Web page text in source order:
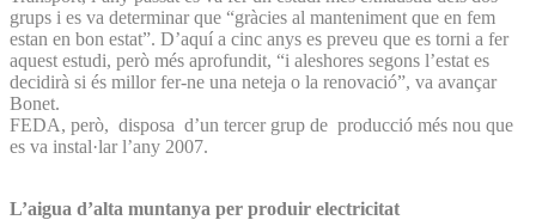
grups i es va determinar que “gràcies al manteniment que en fem
estan en bon estat”. D’aquí a cinc anys es preveu que es torni a fer
aquest estudi, però més aprofundit, “i aleshores segons l’estat es
decidirà si és millor fer-ne una neteja o la renovació”, va avançar
Bonet.
FEDA, però, disposa d’un tercer grup de producció més nou que
es va instal·lar l’any 2007.
L’aigua d’alta muntanya per produir electricitat